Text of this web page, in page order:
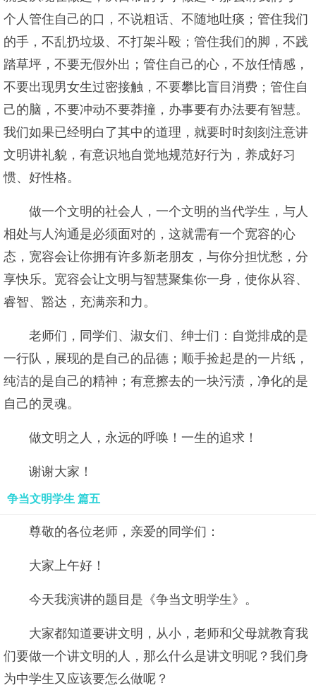
个人管住自己的口，不说粗话、不随地吐痰；管住我们
的手，不乱扔垃圾、不打架斗殴；管住我们的脚，不践
踏草坪，不要无假外出；管住自己的心，不放任情感，
不要出现男女生过密接触，不要攀比盲目消费；管住自
己的脑，不要冲动不要莽撞，办事要有办法要有智慧。
我们如果已经明白了其中的道理，就要时时刻刻注意讲
文明讲礼貌，有意识地自觉地规范好行为，养成好习
惯、好性格。
做一个文明的社会人，一个文明的当代学生，与人
相处与人沟通是必须面对的，这就需有一个宽容的心
态，宽容会让你拥有许多新老朋友，与你分担忧愁，分
享快乐。宽容会让文明与智慧聚集你一身，使你从容、
睿智、豁达，充满亲和力。
老师们，同学们、淑女们、绅士们：自觉排成的是
一行队，展现的是自己的品德；顺手捡起是的一片纸，
纯洁的是自己的精神；有意擦去的一块污渍，净化的是
自己的灵魂。
做文明之人，永远的呼唤！一生的追求！
谢谢大家！
争当文明学生 篇五
尊敬的各位老师，亲爱的同学们：
大家上午好！
今天我演讲的题目是《争当文明学生》。
大家都知道要讲文明，从小，老师和父母就教育我
们要做一个讲文明的人，那么什么是讲文明呢？我们身
为中学生又应该要怎么做呢？